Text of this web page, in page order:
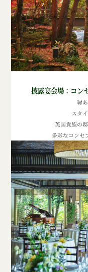
披露宴会場：コン
緑
スタ
英国貴族の
多彩なコンセ